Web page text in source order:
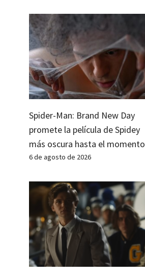
Spider-Man: Brand New Day
promete la película de Spidey
más oscura hasta el momento
6 de agosto de 2026